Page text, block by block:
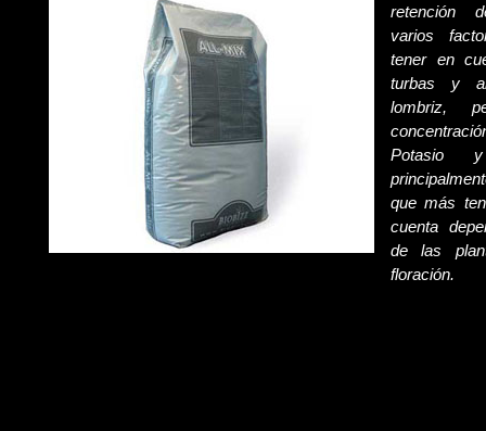
retención
varios
tener en
turbas y
lombriz,
Potasio
que más
cuenta
de las
floración.